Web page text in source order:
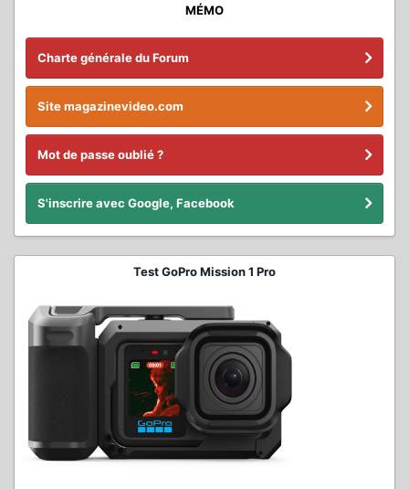
MÉMO
Charte générale du Forum
Site magazinevideo.com
Mot de passe oublié ?
S'inscrire avec Google, Facebook
Test GoPro Mission 1 Pro